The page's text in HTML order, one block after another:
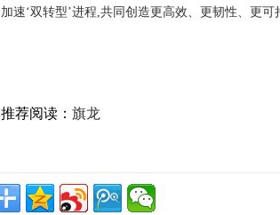
加速‘双转型’进程,共同创造更高效、更韧性、更
推荐阅读： 旗龙